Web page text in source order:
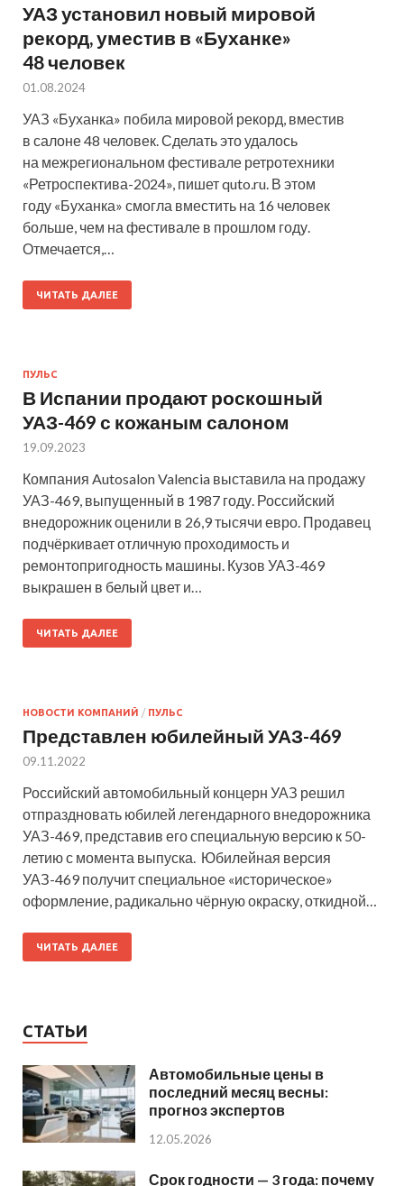
УАЗ установил новый мировой
рекорд, уместив в «Буханке»
48 человек
01.08.2024
УАЗ «Буханка» побила мировой рекорд, вместив
в салоне 48 человек. Сделать это удалось
на межрегиональном фестивале ретротехники
«Ретроспектива-2024», пишет quto.ru. В этом
году «Буханка» смогла вместить на 16 человек
больше, чем на фестивале в прошлом году.
Отмечается,…
ЧИТАТЬ ДАЛЕЕ
ПУЛЬС
В Испании продают роскошный
УАЗ-469 с кожаным салоном
19.09.2023
Компания Autosalon Valencia выставила на продажу
УАЗ-469, выпущенный в 1987 году. Российский
внедорожник оценили в 26,9 тысячи евро. Продавец
подчёркивает отличную проходимость и
ремонтопригодность машины. Кузов УАЗ-469
выкрашен в белый цвет и…
ЧИТАТЬ ДАЛЕЕ
НОВОСТИ КОМПАНИЙ / ПУЛЬС
Представлен юбилейный УАЗ-469
09.11.2022
Российский автомобильный концерн УАЗ решил
отпраздновать юбилей легендарного внедорожника
УАЗ-469, представив его специальную версию к 50-
летию с момента выпуска. Юбилейная версия
УАЗ-469 получит специальное «историческое»
оформление, радикально чёрную окраску, откидной…
ЧИТАТЬ ДАЛЕЕ
СТАТЬИ
Автомобильные цены в
последний месяц весны:
прогноз экспертов
12.05.2026
Срок годности — 3 года: почему